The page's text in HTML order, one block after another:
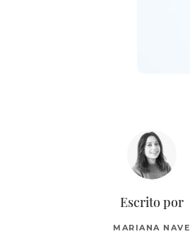
Escrito por
MARIANA NAVE